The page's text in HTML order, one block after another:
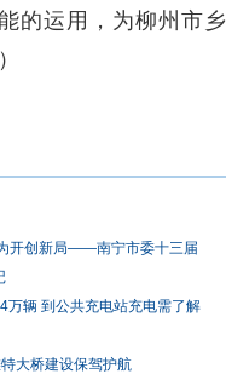
的运用，为柳州市
开创新局——南宁市委十三届
万辆 到公共充电站充电需了解
大桥建设保驾护航